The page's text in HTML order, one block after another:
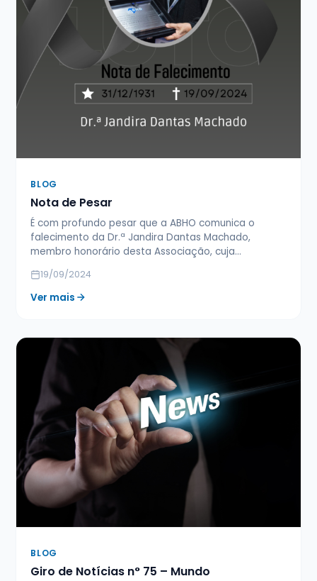
BLOG
Nota de Pesar
É com profundo pesar que a ABHO comunica o
falecimento da Dr.ª Jandira Dantas Machado,
membro honorário desta Associação, cuja…
19/09/2024
Ver mais
BLOG
Giro de Notícias n° 75 – Mundo